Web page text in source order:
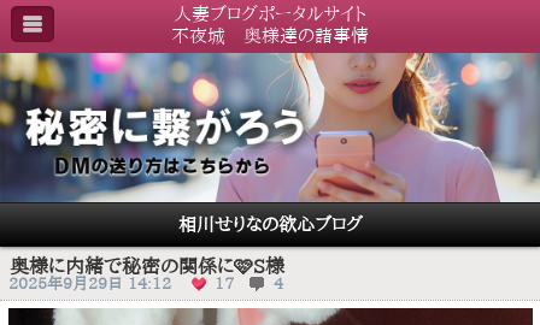
人妻ブログポータルサイト
不夜城 奥様達の諸事情
相川せりなの欲心ブログ
奥様に内緒で秘密の関係に🩷S様
2025年9月29日 14:12 17 4